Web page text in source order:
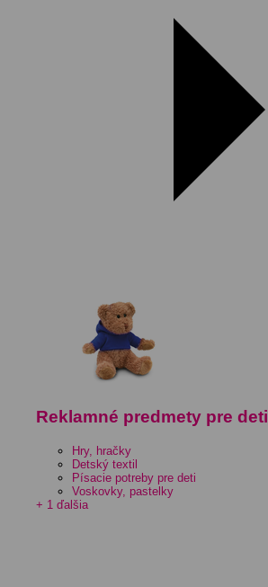
Reklamné predmety pre deti
Hry, hračky
Detský textil
Písacie potreby pre deti
Voskovky, pastelky
+ 1 ďalšia